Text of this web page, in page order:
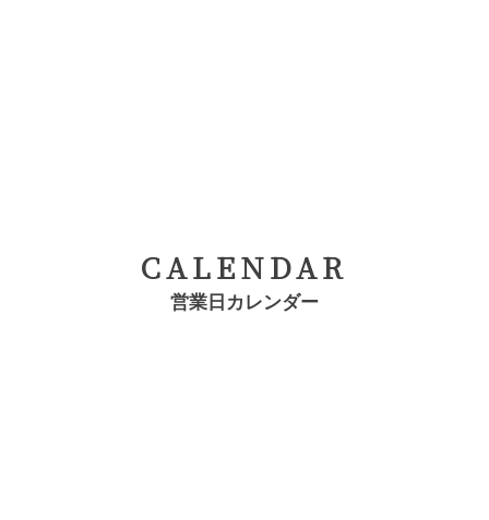
CALENDAR
営業日カレンダー